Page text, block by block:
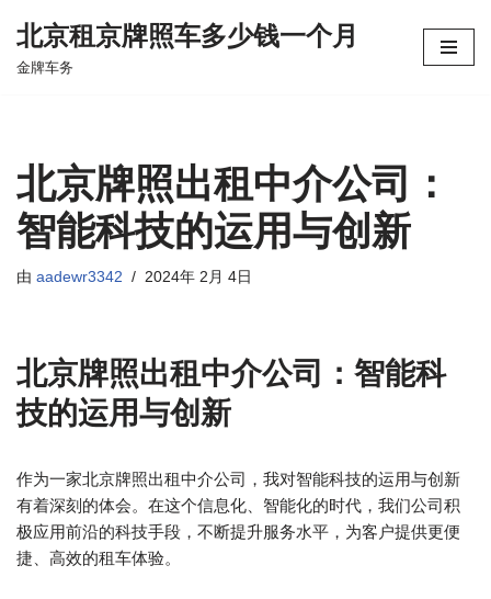
跳
北京租京牌照车多少钱一个月
金牌车务
北京牌照出租中介公司：
智能科技的运用与创新
由 aadewr3342 2024年 2月 4日
北京牌照出租中介公司：智能科
技的运用与创新
作为一家北京牌照出租中介公司，我对智能科技的运用与创新
有着深刻的体会。在这个信息化、智能化的时代，我们公司积
极应用前沿的科技手段，不断提升服务水平，为客户提供更便
捷、高效的租车体验。